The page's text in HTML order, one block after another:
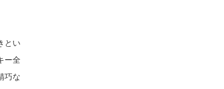
とい
ー全
巧な